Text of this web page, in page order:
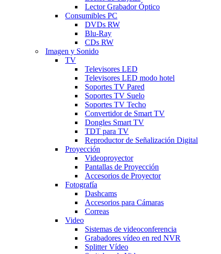
Lector Grabador Óptico
Consumibles PC
DVDs RW
Blu-Ray
CDs RW
Imagen y Sonido
TV
Televisores LED
Televisores LED modo hotel
Soportes TV Pared
Soportes TV Suelo
Soportes TV Techo
Convertidor de Smart TV
Dongles Smart TV
TDT para TV
Reproductor de Señalización Digital
Proyección
Videoproyector
Pantallas de Proyección
Accesorios de Proyector
Fotografía
Dashcams
Accesorios para Cámaras
Correas
Video
Sistemas de videoconferencia
Grabadores vídeo en red NVR
Splitter Vídeo